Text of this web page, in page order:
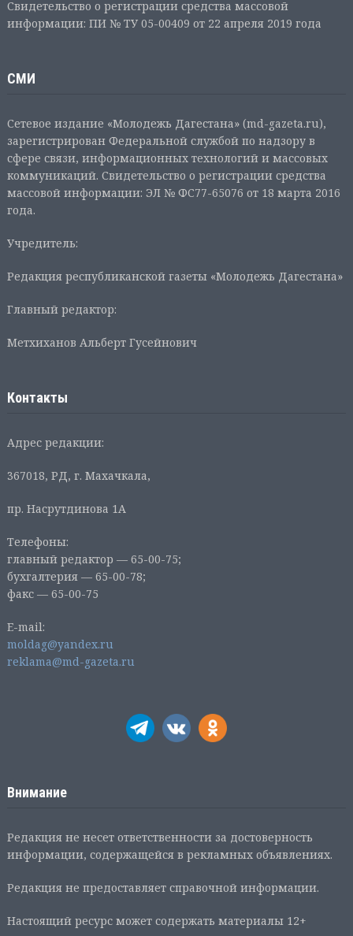
Свидетельство о регистрации средства массовой
информации: ПИ № ТУ 05-00409 от 22 апреля 2019 года
СМИ
Сетевое издание «Молодежь Дагестана» (md-gazeta.ru),
зарегистрирован Федеральной службой по надзору в
сфере связи, информационных технологий и массовых
коммуникаций. Свидетельство о регистрации средства
массовой информации: ЭЛ № ФС77-65076 от 18 марта 2016
года.
Учредитель:
Редакция республиканской газеты «Молодежь Дагестана»
Главный редактор:
Метхиханов Альберт Гусейнович
Контакты
Адрес редакции:
367018, РД, г. Махачкала,
пр. Насрутдинова 1А
Телефоны:
главный редактор — 65-00-75;
бухгалтерия — 65-00-78;
факс — 65-00-75
E-mail:
moldag@yandex.ru
reklama@md-gazeta.ru
Внимание
Редакция не несет ответственности за достоверность
информации, содержащейся в рекламных объявлениях.
Редакция не предоставляет справочной информации.
Настоящий ресурс может содержать материалы 12+